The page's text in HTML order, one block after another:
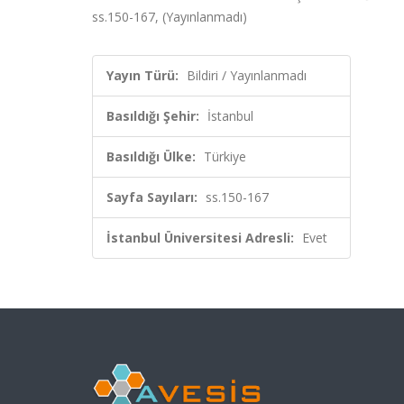
ss.150-167, (Yayınlanmadı)
Yayın Türü: Bildiri / Yayınlanmadı
Basıldığı Şehir: İstanbul
Basıldığı Ülke: Türkiye
Sayfa Sayıları: ss.150-167
İstanbul Üniversitesi Adresli: Evet